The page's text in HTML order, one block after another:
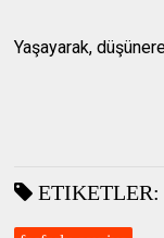
Yaşayarak,
ETIKETLER: